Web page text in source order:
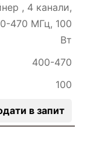
, 4 канали,
470 МГц, 100
Вт
400-470
100
в запит